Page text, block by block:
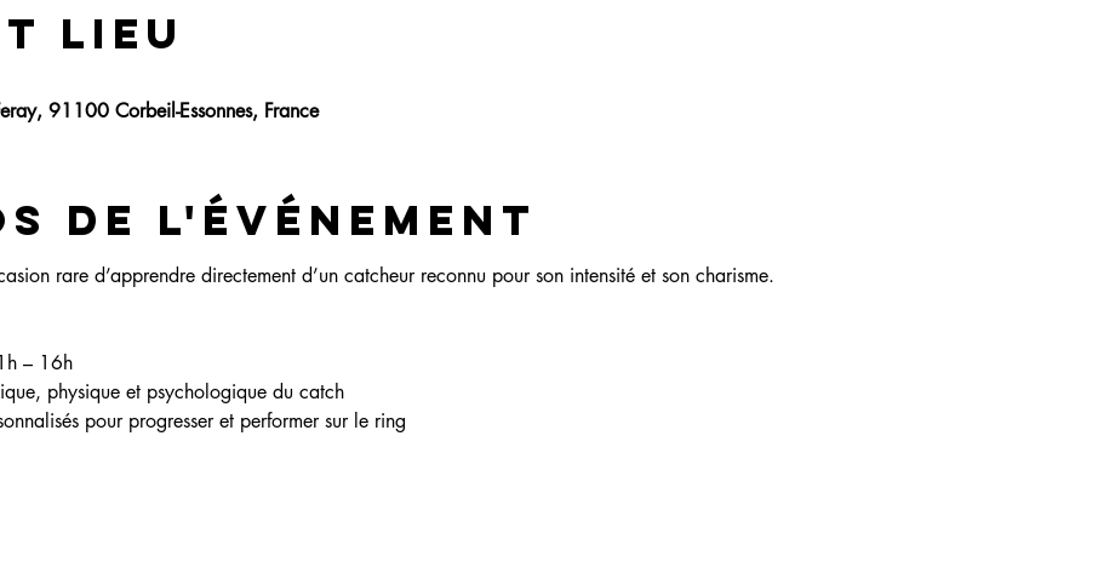
lieu
91100 Corbeil-Essonnes, France
de l'événement
rare d’apprendre directement d’un catcheur reconnu pour son intensité et son charisme.
– 16h
physique et psychologique du catch
pour progresser et performer sur le ring